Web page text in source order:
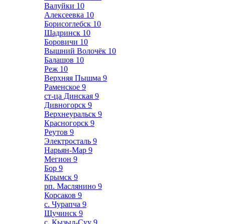
Валуйки 10
Алексеевка 10
Борисоглебск 10
Шадринск 10
Боровичи 10
Вышний Волочёк 10
Балашов 10
Реж 10
Верхняя Пышма 9
Раменское 9
ст-ца Динская 9
Дивногорск 9
Верхнеуральск 9
Красногорск 9
Реутов 9
Электросталь 9
Нарьян-Мар 9
Мегион 9
Бор 9
Крымск 9
рп. Маслянино 9
Корсаков 9
с. Чурапча 9
Щучинск 9
с. Кызыл-Суу 9